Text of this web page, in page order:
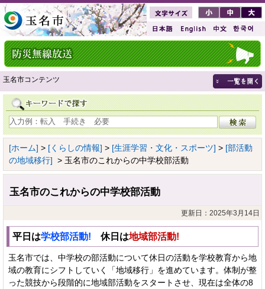
玉名市コンテンツ
[ホーム] > [くらしの情報] > [生涯学習・文化・スポーツ] > [部活動
の地域移行] > 玉名市のこれからの中学校部活動
玉名市のこれからの中学校部活動
更新日：2025年3月14日
平日は学校部活動! 休日は地域部活動!
玉名市では、中学校の部活動について休日の活動を学校教育から地
域の教育にシフトしていく「地域移行」を進めています。体制が整
った競技から段階的に地域部活動をスタートさせ、現在は全体の8